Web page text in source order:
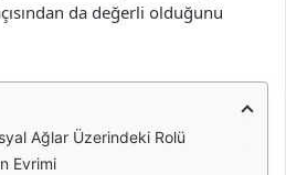
da değerli olduğunu
Ağlar Üzerindeki Rolü
Evrimi